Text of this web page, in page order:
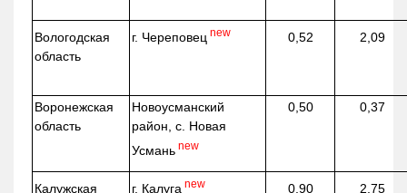
Вологодская
область
г. Череповец new 0,52 2,09
Воронежская
область
Новоусманский
район, с. Новая
Усмань new
0,50 0,37
Калужская г. Калуга new 0,90 2,75